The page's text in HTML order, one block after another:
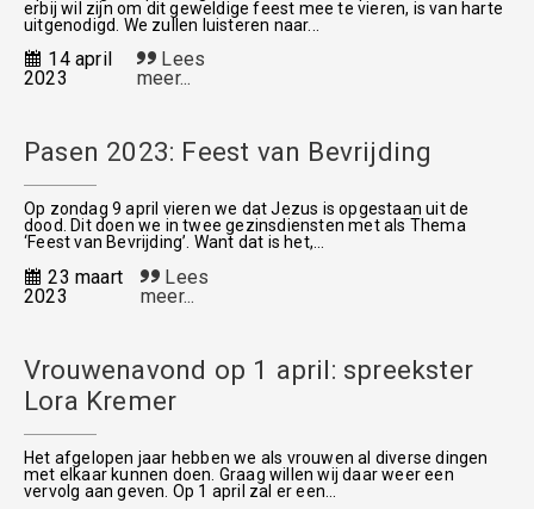
erbij wil zijn om dit geweldige feest mee te vieren, is van harte
uitgenodigd. We zullen luisteren naar...
14 april
2023
Lees
meer...
Pasen 2023: Feest van Bevrijding
Op zondag 9 april vieren we dat Jezus is opgestaan uit de
dood. Dit doen we in twee gezinsdiensten met als Thema
‘Feest van Bevrijding’. Want dat is het,...
23 maart
2023
Lees
meer...
Vrouwenavond op 1 april: spreekster
Lora Kremer
Het afgelopen jaar hebben we als vrouwen al diverse dingen
met elkaar kunnen doen. Graag willen wij daar weer een
vervolg aan geven. Op 1 april zal er een...